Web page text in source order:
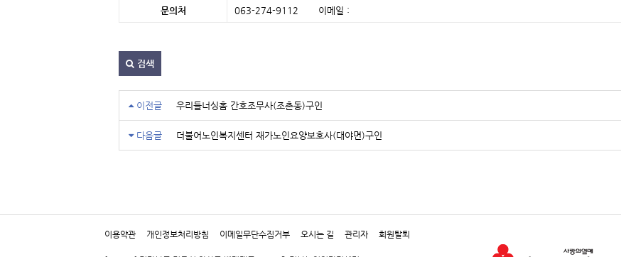
문의처 063-274-9112 이메일 :
검색
이전글 우리들너싱홈 간호조무사(조촌동)구인
다음글 더불어노인복지센터 재가노인요양보호사(대야면)구인
이용약관 개인정보처리방침 이메일무단수집거부 오시는 길 관리자 회원탈퇴